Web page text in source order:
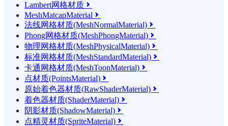
Lambert网格材质 
MeshMatcapMaterial 
法线网格材质(MeshNormalMaterial) 
Phong网格材质(MeshPhongMaterial) 
物理网格材质(MeshPhysicalMaterial) 
标准网格材质(MeshStandardMaterial) 
卡通网格材质(MeshToonMaterial) 
点材质(PointsMaterial) 
原始着色器材质(RawShaderMaterial) 
着色器材质(ShaderMaterial) 
阴影材质(ShadowMaterial) 
点精灵材质(SpriteMaterial) 